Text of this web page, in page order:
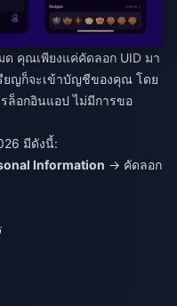
คุณเพียงแค่คัดลอก UID มา
ยญก็จะเข้าบัญชีของคุณ โดย
ล็อกอินแอป ไม่มีการขอ
มีดังนี้:
Information → คัดลอก